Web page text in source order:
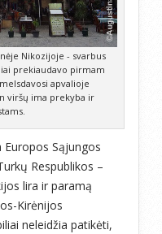
Nikozijoje - svarbus
prekiaudavo pirmam
apvalioje
viršų ima prekyba ir
Europos Sąjungos
Respublikos –
lira ir paramą
Kirėnijos
neleidžia patikėti,